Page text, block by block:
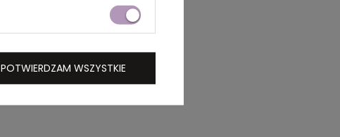
POTWIERDZAM WSZYSTKIE